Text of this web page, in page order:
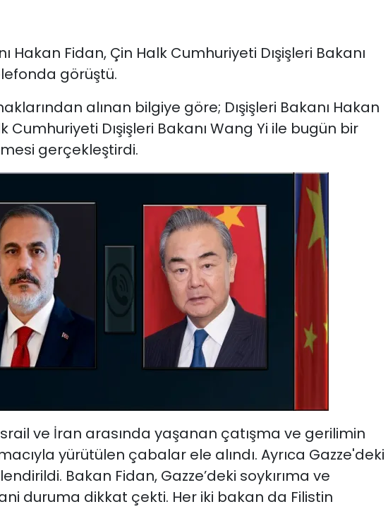
Hakan Fidan, Çin Halk Cumhuriyeti Dışişleri Bakanı
görüştü.
alınan bilgiye göre; Dışişleri Bakanı Hakan
Cumhuriyeti Dışişleri Bakanı Wang Yi ile bugün bir
gerçekleştirdi.
ve İran arasında yaşanan çatışma ve gerilimin
yürütülen çabalar ele alındı. Ayrıca Gazze'deki
Bakan Fidan, Gazze’deki soykırıma ve
duruma dikkat çekti. Her iki bakan da Filistin